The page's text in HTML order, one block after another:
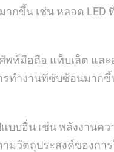
กขึ้น เช่น หลอด LED
พท์มือถือ แท็บเล็ต แล
ทำงานที่ซับซ้อนมากขึ้
บอื่น เช่น พลังงานคว
มวัตถุประสงค์ของกา